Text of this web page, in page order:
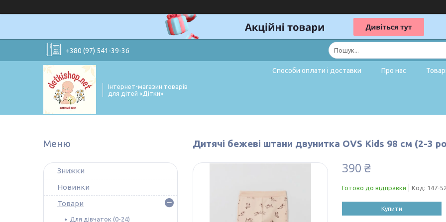
+380 (97) 541-39-36
Інтернет-магазин товарів
для дітей «Дітки»
Способи оплати і доставки Про нас
Дитячі бежеві штани двунитка OVS Kids 98 см (2-3
390 ₴
Готово до відправки Код: 147-
Купити
Знижки
Новинки
Товари
Для дівчаток (0-24)